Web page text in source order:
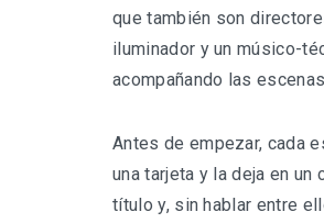
que también son
iluminador y un músico-
acompañando las
Antes de empezar, cada
una tarjeta y la deja en un
título y, sin hablar entre